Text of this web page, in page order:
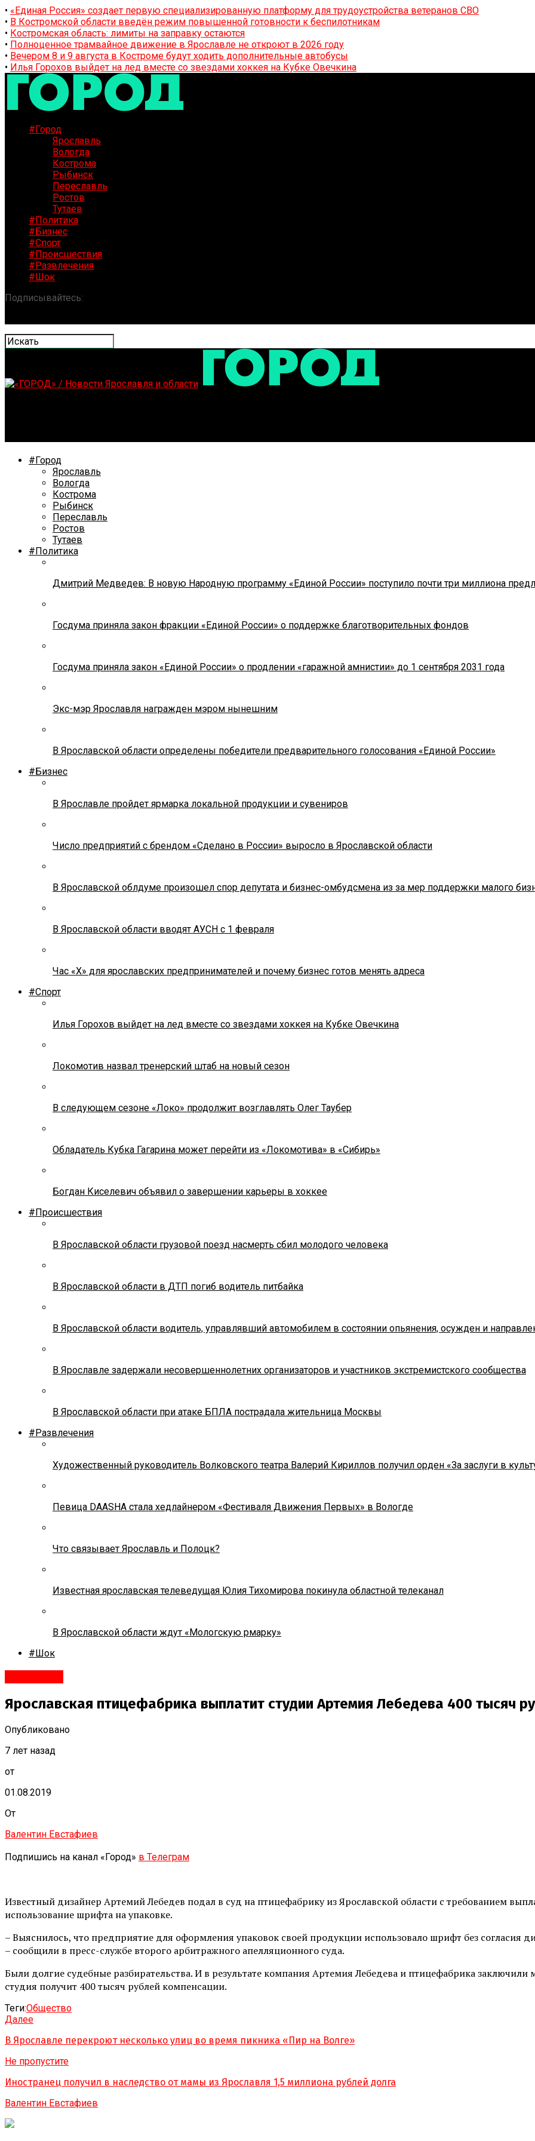
• «Единая Россия» создает первую специализированную платформу для трудоустройства ветеранов СВО
• В Костромской области введён режим повышенной готовности к беспилотникам
• Костромская область: лимиты на заправку остаются
• Полноценное трамвайное движение в Ярославле не откроют в 2026 году
• Вечером 8 и 9 августа в Костроме будут ходить дополнительные автобусы
• Илья Горохов выйдет на лед вместе со звездами хоккея на Кубке Овечкина
#Город
Ярославль
Вологда
Кострома
Рыбинск
Переславль
Ростов
Тутаев
#Политика
#Бизнес
#Спорт
#Происшествия
#Развлечения
#Шок
Подписывайтесь:
#Город
Ярославль
Вологда
Кострома
Рыбинск
Переславль
Ростов
Тутаев
#Политика
Дмитрий Медведев: В новую Народную программу «Единой России» поступило почти три миллиона
Госдума приняла закон фракции «Единой России» о поддержке благотворительных фондов
Госдума приняла закон «Единой России» о продлении «гаражной амнистии» до 1 сентября 2031 года
Экс-мэр Ярославля награжден мэром нынешним
В Ярославской области определены победители предварительного голосования «Единой России»
#Бизнес
В Ярославле пройдет ярмарка локальной продукции и сувениров
Число предприятий с брендом «Сделано в России» выросло в Ярославской области
В Ярославской облдуме произошел спор депутата и бизнес-омбудсмена из за мер поддержки малого
В Ярославской области вводят АУСН с 1 февраля
Час «Х» для ярославских предпринимателей и почему бизнес готов менять адреса
#Спорт
Илья Горохов выйдет на лед вместе со звездами хоккея на Кубке Овечкина
Локомотив назвал тренерский штаб на новый сезон
В следующем сезоне «Локо» продолжит возглавлять Олег Таубер
Обладатель Кубка Гагарина может перейти из «Локомотива» в «Сибирь»
Богдан Киселевич объявил о завершении карьеры в хоккее
#Происшествия
В Ярославской области грузовой поезд насмерть сбил молодого человека
В Ярославской области в ДТП погиб водитель питбайка
В Ярославской области водитель, управлявший автомобилем в состоянии опьянения, осужден и
В Ярославле задержали несовершеннолетних организаторов и участников экстремистского сообщества
В Ярославской области при атаке БПЛА пострадала жительница Москвы
#Развлечения
Художественный руководитель Волковского театра Валерий Кириллов получил орден «За заслуги в
Певица DAASHA стала хедлайнером «Фестиваля Движения Первых» в Вологде
Что связывает Ярославль и Полоцк?
Известная ярославская телеведущая Юлия Тихомирова покинула областной телеканал
В Ярославской области ждут «Мологскую рмарку»
#Шок
Ярославская птицефабрика выплатит студии Артемия Лебедева 400 тысяч
Опубликовано
7 лет назад
от
01.08.2019
От
Валентин Евстафиев
Подпишись на канал «Город» в Телеграм
Известный дизайнер Артемий Лебедев подал в суд на птицефабрику из Ярославской области с требованием
использование шрифта на упаковке.
– Выяснилось, что предприятие для оформления упаковок своей продукции использовало шрифт без согласия
– сообщили в пресс-службе второго арбитражного апелляционного суда.
Были долгие судебные разбирательства. И в результате компания Артемия Лебедева и птицефабрика заключили
студия получит 400 тысяч рублей компенсации.
Теги:Обществo
Далее
В Ярославле перекроют несколько улиц во время пикника «Пир на Волге»
Не пропустите
Иностранец получил в наследство от мамы из Ярославля 1,5 миллиона рублей долга
Валентин Евстафиев